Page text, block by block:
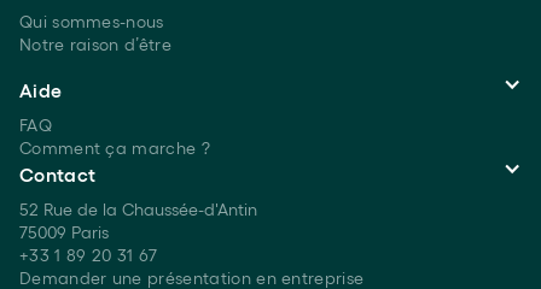
Qui sommes-nous
Notre raison d’être
Aide
FAQ
Comment ça marche ?
Contact
52 Rue de la Chaussée-d'Antin
75009 Paris
+33 1 89 20 31 67
Demander une présentation en entreprise